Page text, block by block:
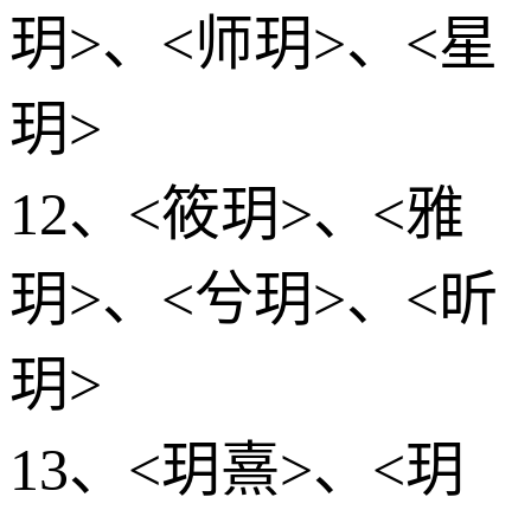
玥>、<师玥>、<星
玥>
12、<筱玥>、<雅
玥>、<兮玥>、<昕
玥>
13、<玥熹>、<玥